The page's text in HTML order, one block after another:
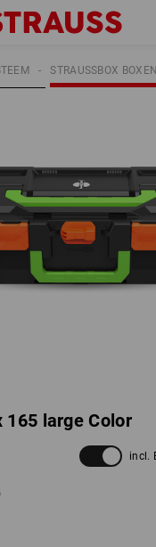
STRAUSSBOX
165 large Color
incl.